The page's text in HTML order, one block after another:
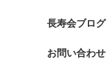
長寿会ブログ
お問い合わせ